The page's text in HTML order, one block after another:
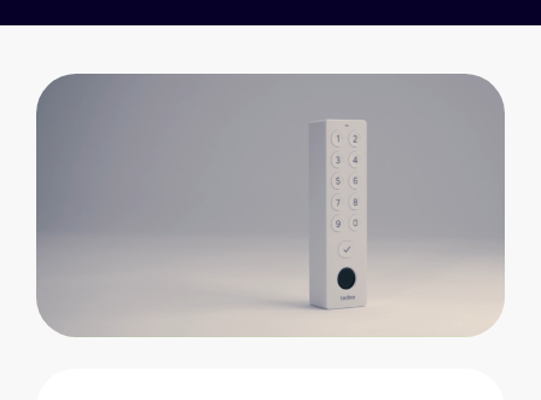
Tedee Bridge
サポート
ログイン